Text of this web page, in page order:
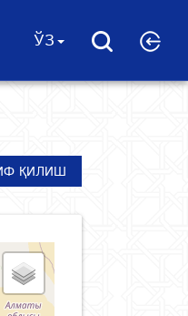
ЎЗ
ҚИЛИШ